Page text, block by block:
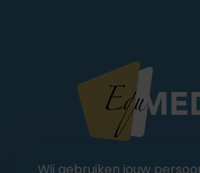
You Ride it We Write